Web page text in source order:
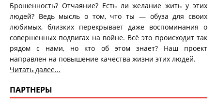
Брошенность? Отчаяние? Есть ли желание жить у этих
людей? Ведь мысль о том, что ты — обуза для своих
любимых, близких перекрывает даже воспоминания о
совершенных подвигах на войне. Всё это происходит так
рядом с нами, но кто об этом знает? Наш проект
направлен на повышение качества жизни этих людей.
Читать далее...
ПАРТНЕРЫ